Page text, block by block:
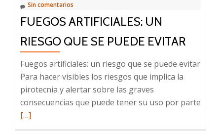
Sin comentarios
FUEGOS ARTIFICIALES: UN
RIESGO QUE SE PUEDE EVITAR
Fuegos artificiales: un riesgo que se puede evitar
Para hacer visibles los riesgos que implica la
pirotecnia y alertar sobre las graves
consecuencias que puede tener su uso por parte
[…]